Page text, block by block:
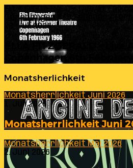
ELLA FITZGERALD – Live At
Copenhagen 6th February 1966
23. Juli 2026
ELLA FITZGERALD – Live
Copenhagen 6th
Monatsherlichkeit
Monatsherrlichkeit Juni 2026
1. Juli 2026
Monatsherrlichkeit Juni
Monatsherrlichkeit Mai 2026
2. Juni 2026